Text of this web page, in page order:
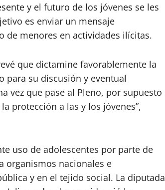
y el futuro de los jóvenes se les
es enviar un mensaje
de menores en actividades ilícitas.
que dictamine favorablemente la
para su discusión y eventual
vez que pase al Pleno, por supuesto
protección a las y los jóvenes”,
uso de adolescentes por parte de
organismos nacionales e
y en el tejido social. La diputada